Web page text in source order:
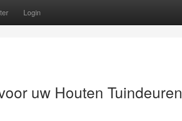
Login
uw Houten Tuindeuren